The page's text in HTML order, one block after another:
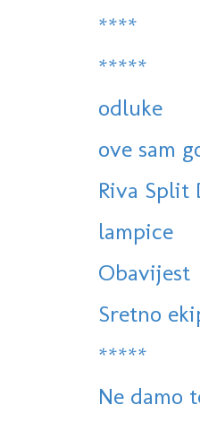
****
*****
odluke
ove sam
Riva Split
lampice
Obavijest
Sretno
*****
Ne damo